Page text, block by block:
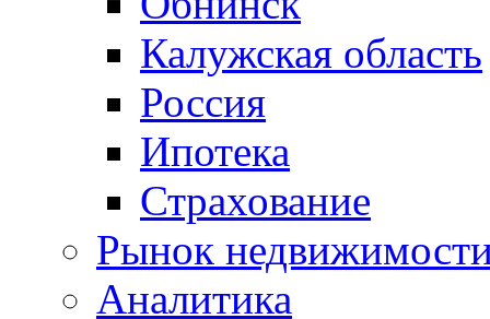
Калужская область
Россия
Ипотека
Страхование
Рынок
Аналитика